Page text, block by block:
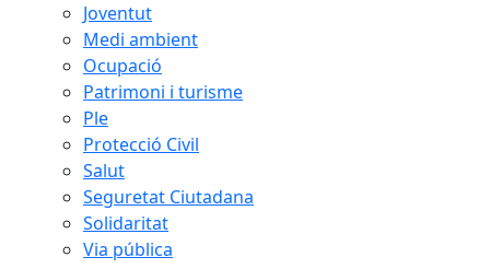
Joventut
Medi ambient
Ocupació
Patrimoni i turisme
Ple
Protecció Civil
Salut
Seguretat Ciutadana
Solidaritat
Via pública